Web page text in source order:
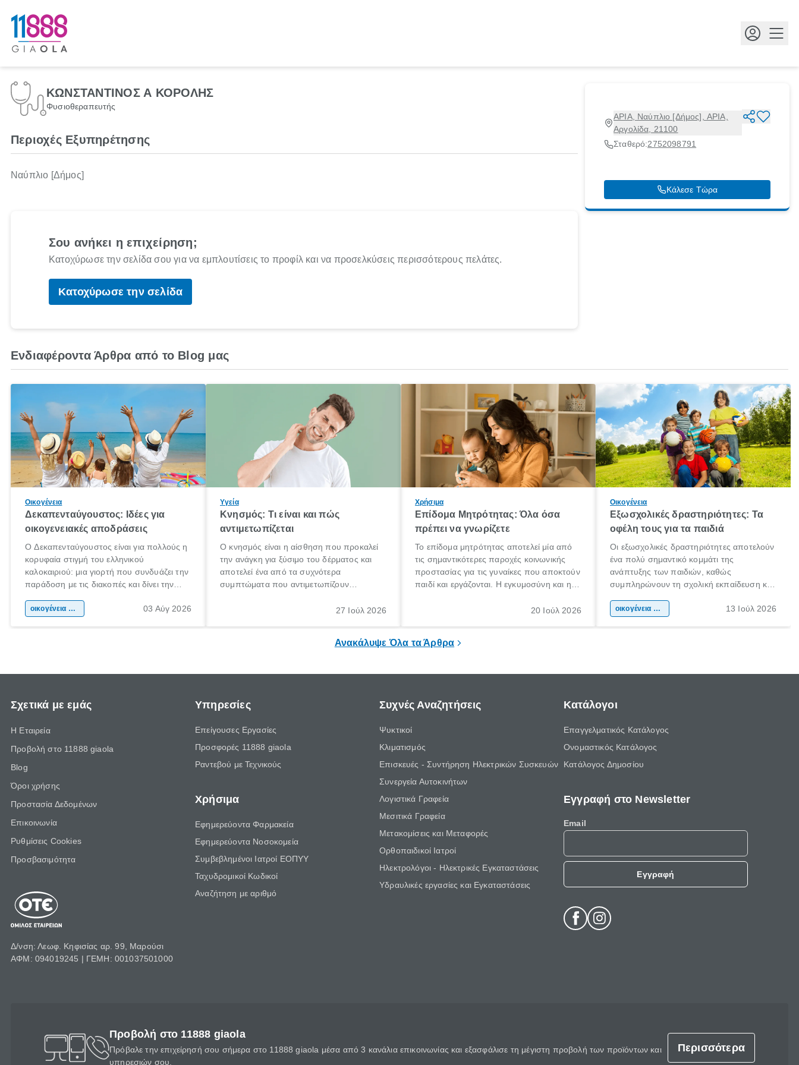
ΚΩΝΣΤΑΝΤΙΝΟΣ Α ΚΟΡΟΛΗΣ
Φυσιοθεραπευτής
ΑΡΙΑ, Ναύπλιο [Δήμος], ΑΡΙΑ,
Αργολίδα, 21100
Σταθερό:2752098791
Κάλεσε Τώρα
Περιοχές Εξυπηρέτησης
Ναύπλιο [Δήμος]
Σου ανήκει η επιχείρηση;
Κατοχύρωσε την σελίδα σου για να εμπλουτίσεις το προφίλ και να προσελκύσεις περισσότερους πελάτες.
Κατοχύρωσε την σελίδα
Ενδιαφέροντα Άρθρα από το Blog μας
Οικογένεια
Δεκαπενταύγουστος: Ιδέες για
οικογενειακές αποδράσεις
Ο Δεκαπενταύγουστος είναι για πολλούς η
κορυφαία στιγμή του ελληνικού
καλοκαιριού: μια γιορτή που συνδυάζει την
παράδοση με τις διακοπές και δίνει την
χώρας. Είτε πρόκειται για λίγες μέρες
οικογένεια & παιδί 03 Αύγ 2026
Υγεία
Κνησμός: Τι είναι και πώς
αντιμετωπίζεται
Ο κνησμός είναι η αίσθηση που προκαλεί
την ανάγκη για ξύσιμο του δέρματος και
αποτελεί ένα από τα συχνότερα
συμπτώματα που αντιμετωπίζουν
πληροφορίες για το «κνησμός τι είναι»,
27 Ιούλ 2026
Χρήσιμα
Επίδομα Μητρότητας: Όλα όσα
πρέπει να γνωρίζετε
Το επίδομα μητρότητας αποτελεί μία από
τις σημαντικότερες παροχές κοινωνικής
προστασίας για τις γυναίκες που αποκτούν
παιδί και εργάζονται. Η εγκυμοσύνη και η
σημαντική περίοδος στη ζωή κάθε20 Ιούλ 2026
Οικογένεια
Εξωσχολικές δραστηριότητες: Τα
οφέλη τους για τα παιδιά
Οι εξωσχολικές δραστηριότητες αποτελούν
ένα πολύ σημαντικό κομμάτι της
ανάπτυξης των παιδιών, καθώς
συμπληρώνουν τη σχολική εκπαίδευση και
της προσωπικότητας, της κοινωνικότητας
οικογένεια & παιδί 13 Ιούλ 2026
Ανακάλυψε Όλα τα Άρθρα
Σχετικά με εμάς
Η Εταιρεία
Προβολή στο 11888 giaola
Blog
Όροι χρήσης
Προστασία Δεδομένων
Επικοινωνία
Ρυθμίσεις Cookies
Προσβασιμότητα
Δ/νση: Λεωφ. Κηφισίας αρ. 99, Μαρούσι
ΑΦΜ: 094019245 | ΓΕΜΗ: 001037501000
Υπηρεσίες
Επείγουσες Εργασίες
Προσφορές 11888 giaola
Ραντεβού με Τεχνικούς
Χρήσιμα
Εφημερεύοντα Φαρμακεία
Εφημερεύοντα Νοσοκομεία
Συμβεβλημένοι Ιατροί ΕΟΠΥΥ
Ταχυδρομικοί Κωδικοί
Αναζήτηση με αριθμό
Συχνές Αναζητήσεις
Ψυκτικοί
Κλιματισμός
Επισκευές - Συντήρηση Ηλεκτρικών Συσκευών
Συνεργεία Αυτοκινήτων
Λογιστικά Γραφεία
Μεσιτικά Γραφεία
Μετακομίσεις και Μεταφορές
Ορθοπαιδικοί Ιατροί
Ηλεκτρολόγοι - Ηλεκτρικές Εγκαταστάσεις
Υδραυλικές εργασίες και Εγκαταστάσεις
Κατάλογοι
Επαγγελματικός Κατάλογος
Ονομαστικός Κατάλογος
Κατάλογος Δημοσίου
Εγγραφή στο Newsletter
Email
Εγγραφή
Προβολή στο 11888 giaola
Πρόβαλε την επιχείρησή σου σήμερα στο 11888 giaola μέσα από 3 κανάλια επικοινωνίας και εξασφάλισε τη μέγιστη προβολή των προϊόντων και
υπηρεσιών σου.
Περισσότερα